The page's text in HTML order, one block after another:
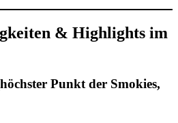
& Highlights im
Punkt der Smokies,